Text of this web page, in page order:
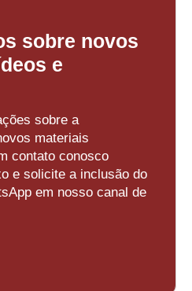
sobre novos
e
sobre a
materiais
contato conosco
e solicite a inclusão do
em nosso canal de